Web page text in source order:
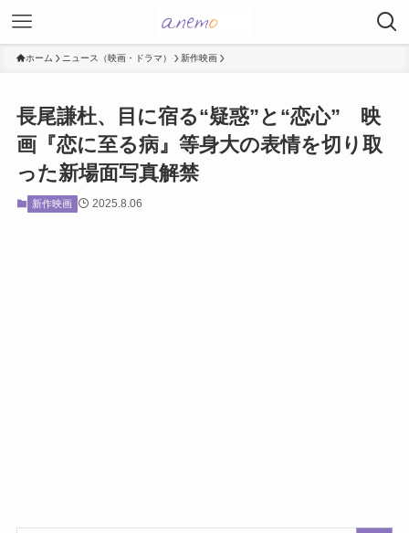
ホーム ニュース（映画・ドラマ） 新作映画
長尾謙杜、目に宿る“疑惑”と“恋心” 映
画『恋に至る病』等身大の表情を切り取
った新場面写真解禁
新作映画 2025.8.06